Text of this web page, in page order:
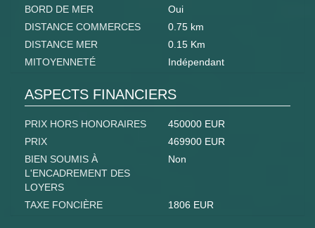
BORD DE MER
Oui
DISTANCE COMMERCES
0.75 km
DISTANCE MER
0.15 Km
MITOYENNETÉ
Indépendant
ASPECTS FINANCIERS
PRIX HORS HONORAIRES
450000 EUR
PRIX
469900 EUR
BIEN SOUMIS À
L'ENCADREMENT DES
LOYERS
Non
TAXE FONCIÈRE 1806 EUR